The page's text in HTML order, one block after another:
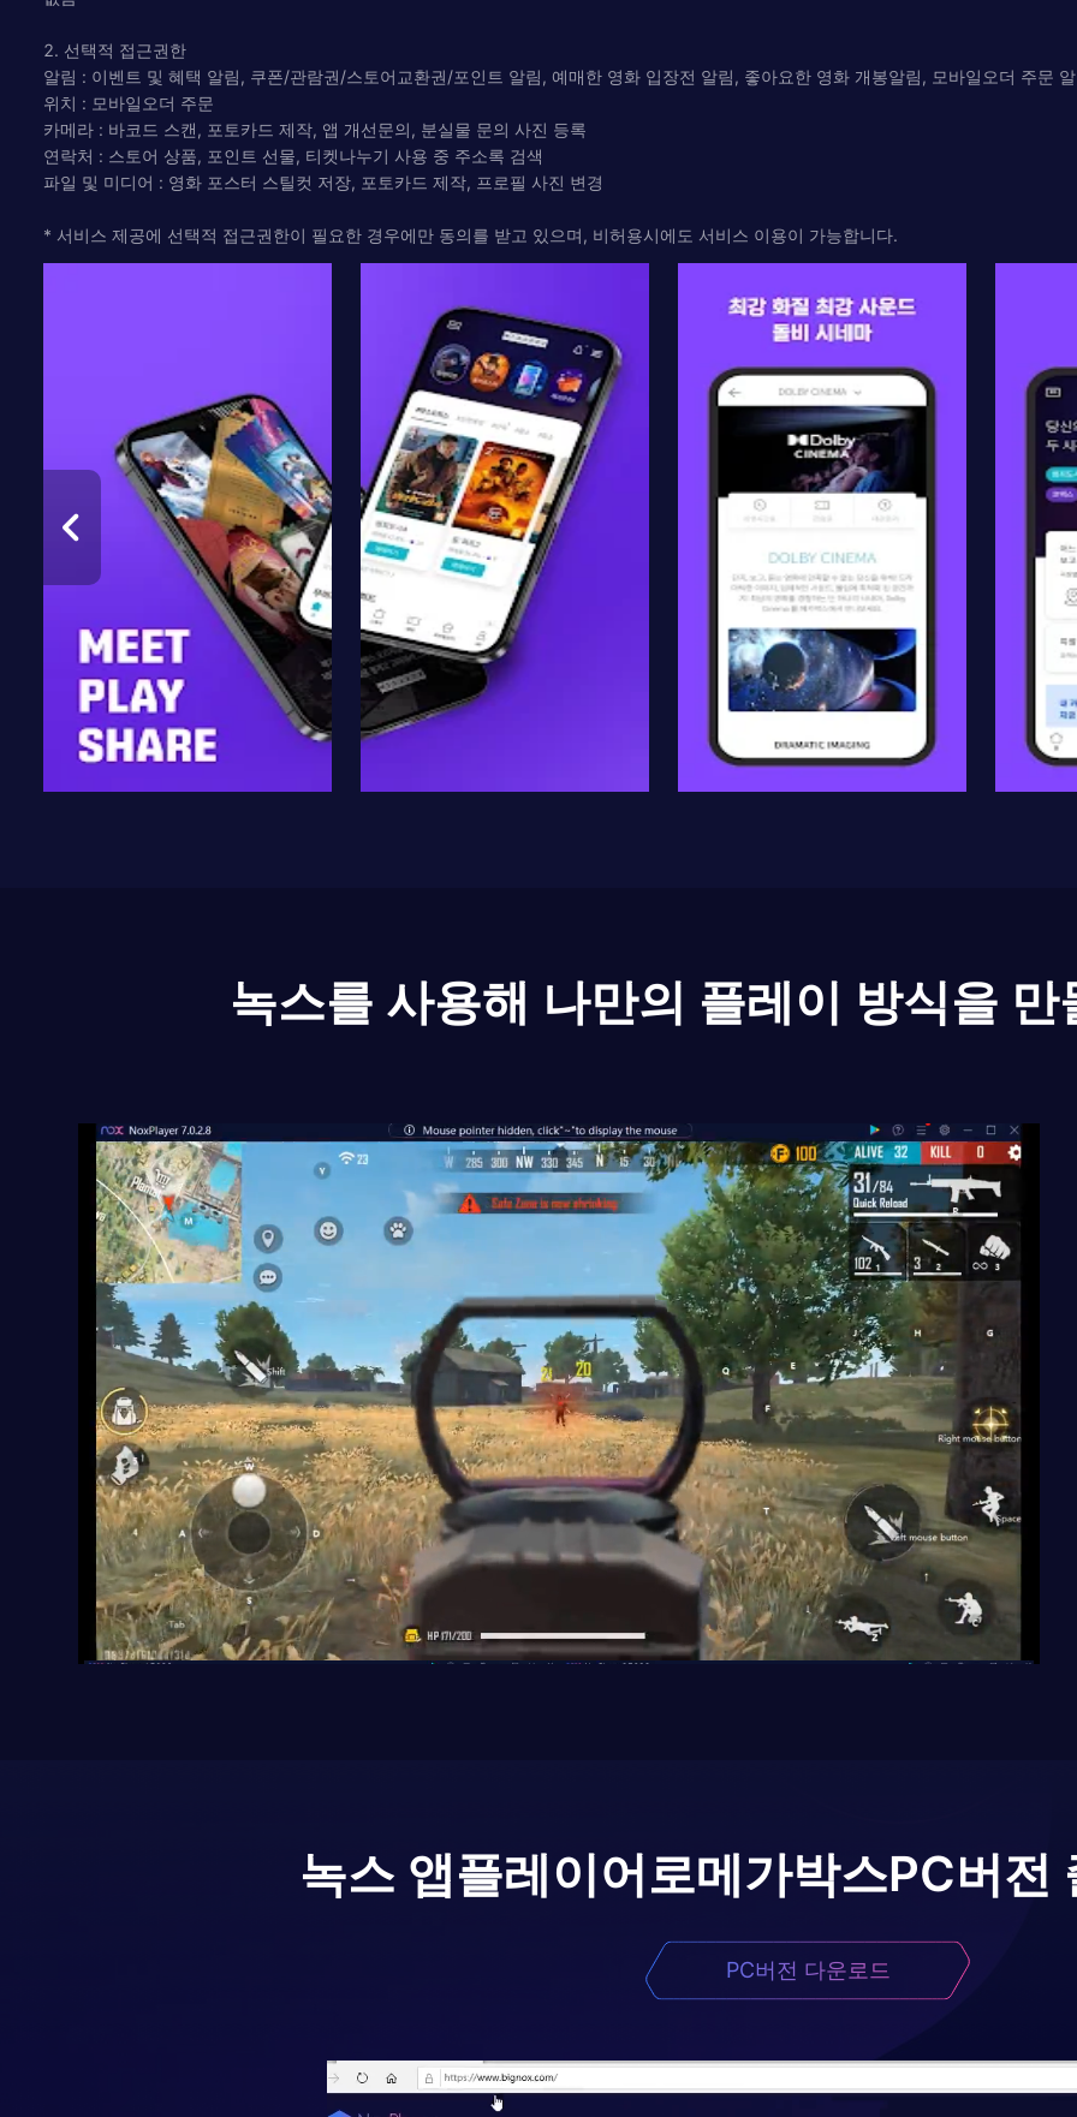
2. 선택적 접근권한
알림 : 이벤트 및 혜택 알림, 쿠폰/관람권/스토어교환권/포인트 알림, 예매한 영화 입장전 알림, 좋아요한 영화 개봉알림, 모바일오더 주문
위치 : 모바일오더 주문
카메라 : 바코드 스캔, 포토카드 제작, 앱 개선문의, 분실물 문의 사진 등록
연락처 : 스토어 상품, 포인트 선물, 티켓나누기 사용 중 주소록 검색
파일 및 미디어 : 영화 포스터 스틸컷 저장, 포토카드 제작, 프로필 사진 변경
* 서비스 제공에 선택적 접근권한이 필요한 경우에만 동의를 받고 있으며, 비허용시에도 서비스 이용이 가능합니다.
녹스를 사용해 나만의 플레이 방식을
녹스 앱플레이어로메가박스PC버전
PC버전 다운로드